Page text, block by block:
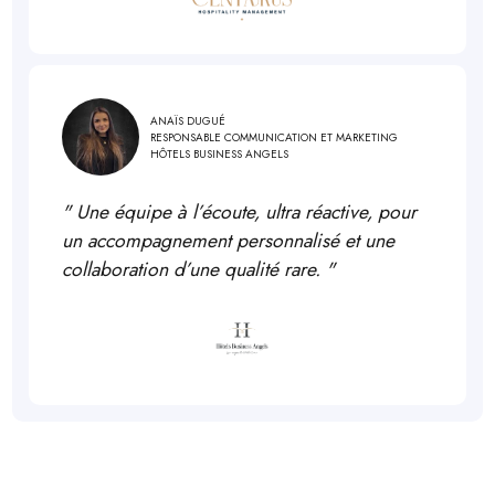
ANAÏS DUGUÉ
RESPONSABLE COMMUNICATION ET MARKETING
HÔTELS BUSINESS ANGELS
"Une équipe à l’écoute, ultra réactive, pour
un accompagnement personnalisé et une
collaboration d’une qualité rare. "